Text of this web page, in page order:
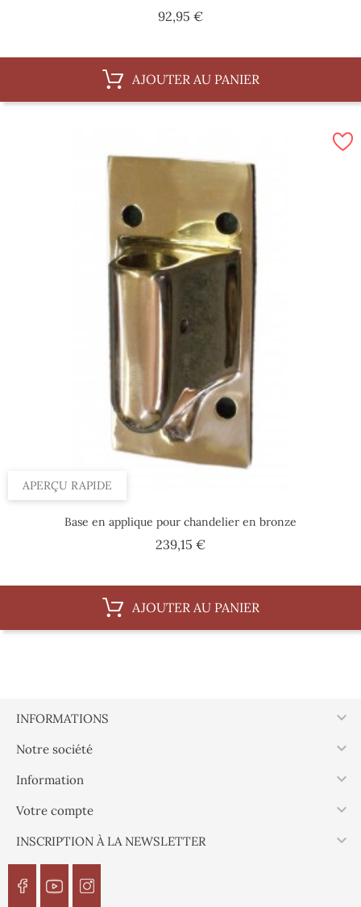
92,95 €Prix
AJOUTER AU PANIER
APERÇU RAPIDE
Base en applique pour chandelier en bronze
239,15 €Prix
AJOUTER AU PANIER
INFORMATIONS 
Notre société 
Information 
Votre compte 
INSCRIPTION À LA NEWSLETTER 